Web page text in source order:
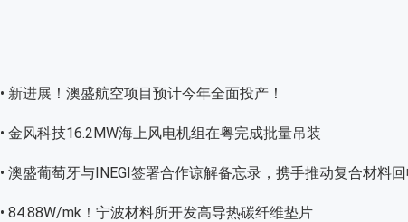
• 新进展！澳盛航空项目预计今年全面投产！
• 金风科技16.2MW海上风电机组在粤完成批量吊装
• 澳盛葡萄牙与INEGI签署合作谅解备忘录，携手推动复合材料
• 84.88W/mk！宁波材料所开发高导热碳纤维垫片